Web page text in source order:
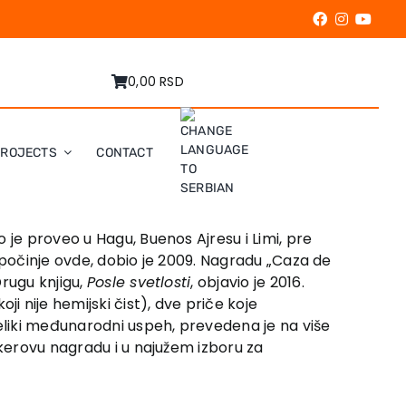
0,00 RSD
CONTACT
proveo u Hagu, Buenos Ajresu i Limi, pre
ovde, dobio je 2009. Nagradu „Caza de
knjigu, Posle svetlosti, objavio je 2016.
nije hemijski čist), dve priče koje
međunarodni uspeh, prevedena je na više
nagradu i u najužem izboru za